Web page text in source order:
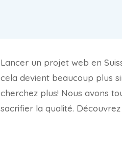
Lancer un projet web en
cela devient beaucoup plus
cherchez plus! Nous avons
sacrifier la qualité.